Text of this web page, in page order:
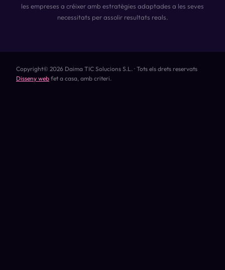
les empreses a créixer amb estratègies adaptades a les seves
necessitats per assolir resultats reals.
Copyright© 2026 Daima TIC Solucions S.L. · Tots els drets reservats
Disseny web fet a casa, amb criteri.